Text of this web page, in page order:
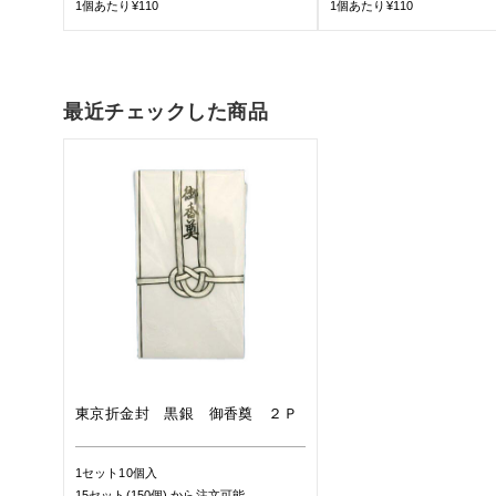
1個あたり¥110 1個あたり¥110
最近チェックした商品
東京折金封 黒銀 御香奠 ２Ｐ
1セット10個入